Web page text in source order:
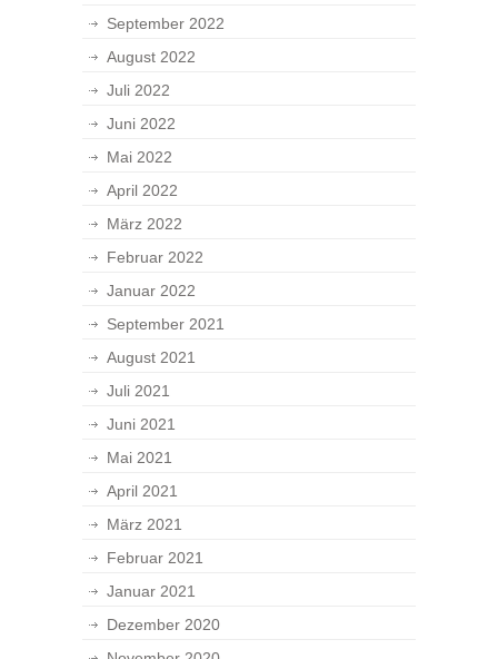
September 2022
August 2022
Juli 2022
Juni 2022
Mai 2022
April 2022
März 2022
Februar 2022
Januar 2022
September 2021
August 2021
Juli 2021
Juni 2021
Mai 2021
April 2021
März 2021
Februar 2021
Januar 2021
Dezember 2020